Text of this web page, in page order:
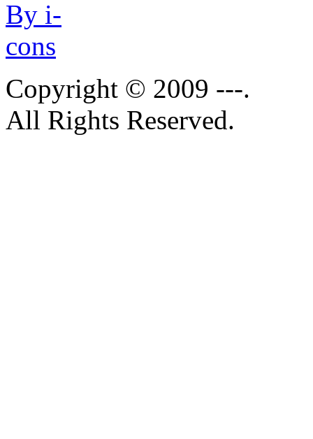
Copyright © 2009 ---.
All Rights Reserved.